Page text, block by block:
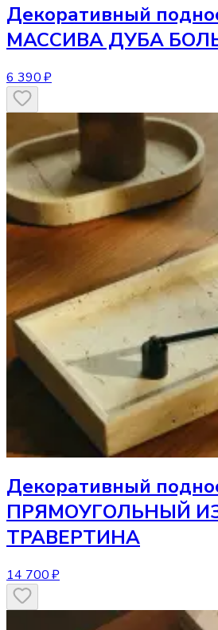
Декоративный
МАССИВА ДУБА
6 390 ₽
Декоративный
ПРЯМОУГОЛЬНЫЙ
ТРАВЕРТИНА
14 700 ₽